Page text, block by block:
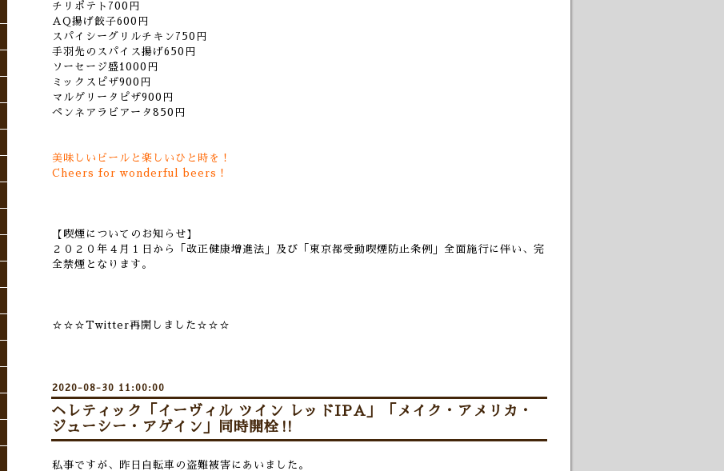
チリポテト700円
AQ揚げ餃子600円
スパイシーグリルチキン750円
手羽先のスパイス揚げ650円
ソーセージ盛1000円
ミックスピザ900円
マルゲリータピザ900円
ペンネアラビアータ850円
美味しいビールと楽しいひと時を！
Cheers for wonderful beers！
【喫煙についてのお知らせ】
２０２０年４月１日から「改正健康増進法」及び「東京都受動喫煙防止条例」全面施行に伴い、完
全禁煙となります。
☆☆☆Twitter再開しました☆☆☆
2020-08-30 11:00:00
ヘレティック「イーヴィル ツイン レッドIPA」「メイク・アメリカ・
ジューシー・アゲイン」同時開栓‼
私事ですが、昨日自転車の盗難被害にあいました。